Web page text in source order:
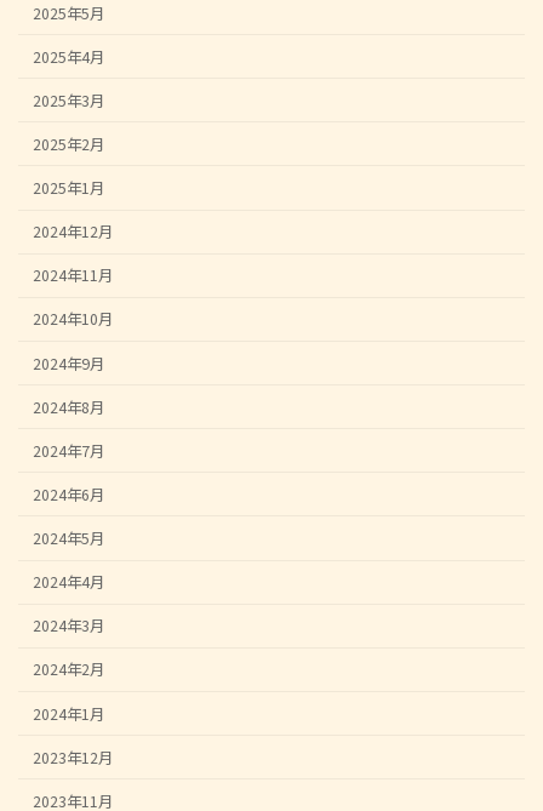
2025年5月
2025年4月
2025年3月
2025年2月
2025年1月
2024年12月
2024年11月
2024年10月
2024年9月
2024年8月
2024年7月
2024年6月
2024年5月
2024年4月
2024年3月
2024年2月
2024年1月
2023年12月
2023年11月